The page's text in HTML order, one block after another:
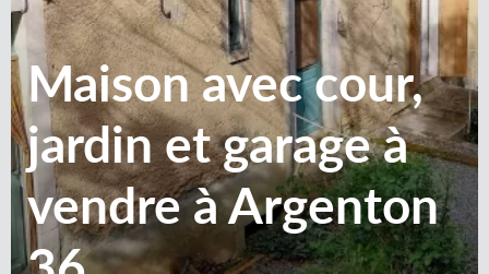
Maison avec cour,
jardin et garage à
vendre à Argenton